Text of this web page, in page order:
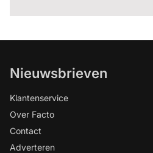
Nieuwsbrieven
Klantenservice
Over Facto
Contact
Adverteren